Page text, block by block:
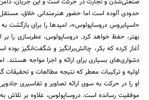
صنعتی‌شدن و تجارت در حرکت است و این جریان، دامن
حدودی آلوده است اما حضور هنرمندانی خلاق،
«اسپایروس دروساپولوس»، امیدها را برای بازگشت
بهتر، حفظ خواهد کرد. دروساپولوس، عطرسازی را بر
آغاز کرده که بکر، چالش‌برانگیز و شگفت‌انگیز بوده
دشواری‌های بسیاری برای ارائه و اجرا مواجه هستند.
اولیه و ترکیبات معطر که نتیجه مطالعات و تحقیقات
او را در حرکت به سوی ارائه تصاویر و تفاسیری
موفقیت رسانده است. دروساپولوس، علاوه بر تلاش